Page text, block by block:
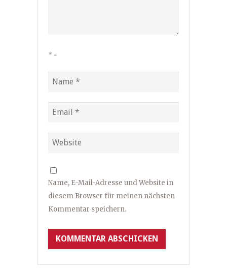
* =
Name, E-Mail-Adresse und Website in
diesem Browser für meinen nächsten
Kommentar speichern.